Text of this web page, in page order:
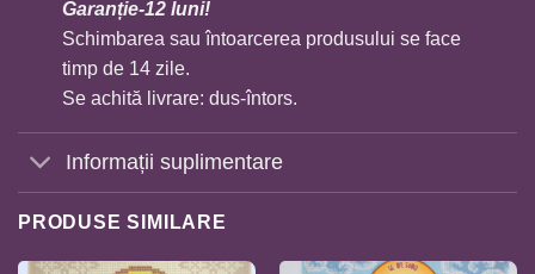
Garanție-12 luni!
Schimbarea sau întoarcerea produsului se face
timp de 14 zile.
Se achită livrare: dus-întors.
Informații suplimentare
PRODUSE SIMILARE